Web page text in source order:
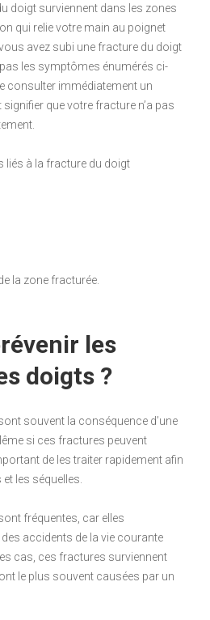
doigt surviennent dans les zones
qui relie votre main au poignet
avez subi une fracture du doigt
les symptômes énumérés ci-
consulter immédiatement un
que votre fracture n’a pas
liés à la fracture du doigt
la zone fracturée.
les
doigts ?
souvent la conséquence d’une
si ces fractures peuvent
de les traiter rapidement afin
les séquelles.
fréquentes, car elles
accidents de la vie courante
cas, ces fractures surviennent
le plus souvent causées par un